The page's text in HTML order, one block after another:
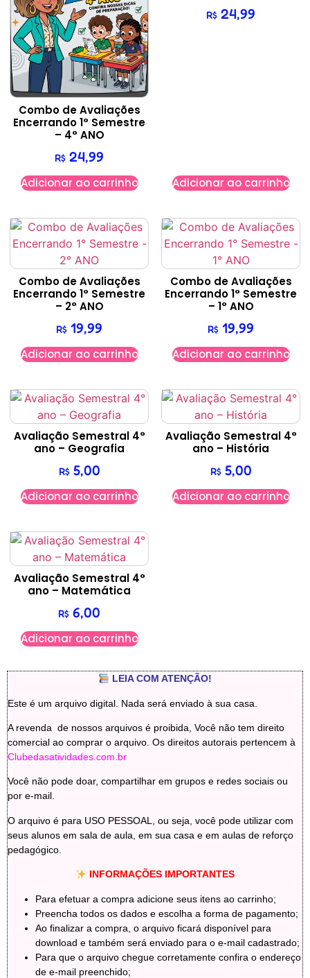
Combo de Avaliações
Encerrando 1° Semestre
– 4° ANO
R$ 24,99
Adicionar ao carrinho
R$ 24,99
Adicionar ao carrinho
Combo de Avaliações
Encerrando 1° Semestre
– 2° ANO
R$ 19,99
Adicionar ao carrinho
Combo de Avaliações
Encerrando 1° Semestre
– 1° ANO
R$ 19,99
Adicionar ao carrinho
Avaliação Semestral 4°
ano – Geografia
R$5,00
Adicionar ao carrinho
Avaliação Semestral 4°
ano – História
R$5,00
Adicionar ao carrinho
Avaliação Semestral 4°
ano – Matemática
R$ 6,00
Adicionar ao carrinho
LEIA COM ATENÇÃO!
Este é um arquivo digital. Nada será enviado à sua casa.
A revenda de nossos arquivos é proibida, Você não tem direito
comercial ao comprar o arquivo. Os direitos autorais pertencem à
Clubedasatividades.com.br
Você não pode doar, compartilhar em grupos e redes sociais ou
por e-mail.
O arquivo é para USO PESSOAL, ou seja, você pode utilizar com
seus alunos em sala de aula, em sua casa e em aulas de reforço
pedagógico.
INFORMAÇÕES IMPORTANTES
Para efetuar a compra adicione seus itens ao carrinho;
Preencha todos os dados e escolha a forma de pagamento;
Ao finalizar a compra, o arquivo ficará disponível para
download e também será enviado para o e-mail cadastrado;
Para que o arquivo chegue corretamente confira o endereço
de e-mail preenchido;